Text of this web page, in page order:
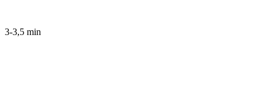
3-3,5 min